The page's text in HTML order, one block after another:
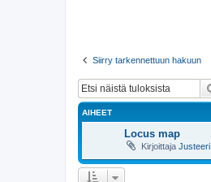
Siirry tarkennettuun hakuun
AIHEET
Locus map
Kirjoittaja Justeeri